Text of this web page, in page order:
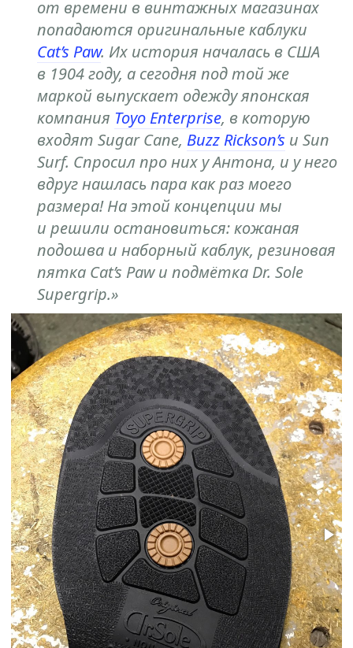
от времени в винтажных магазинах
попадаются оригинальные каблуки
Cat’s Paw. Их история началась в США
в 1904 году, а сегодня под той же
маркой выпускает одежду японская
компания Toyo Enterprise, в которую
входят Sugar Cane, Buzz Rickson’s и Sun
Surf. Спросил про них у Антона, и у него
вдруг нашлась пара как раз моего
размера! На этой концепции мы
и решили остановиться: кожаная
подошва и наборный каблук, резиновая
пятка Cat’s Paw и подмётка Dr. Sole
Supergrip.»